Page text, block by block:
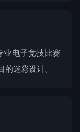
业电子竞技比赛
迷彩设计。